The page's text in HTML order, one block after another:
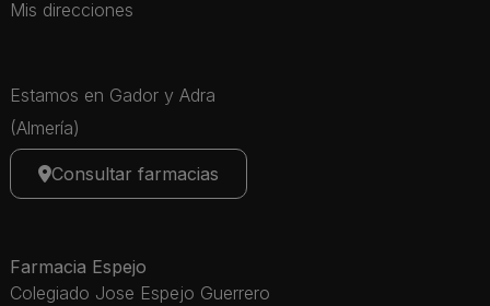
Mis direcciones
Estamos en Gador y Adra
(Almería)
Consultar farmacias
Farmacia Espejo
Colegiado Jose Espejo Guerrero